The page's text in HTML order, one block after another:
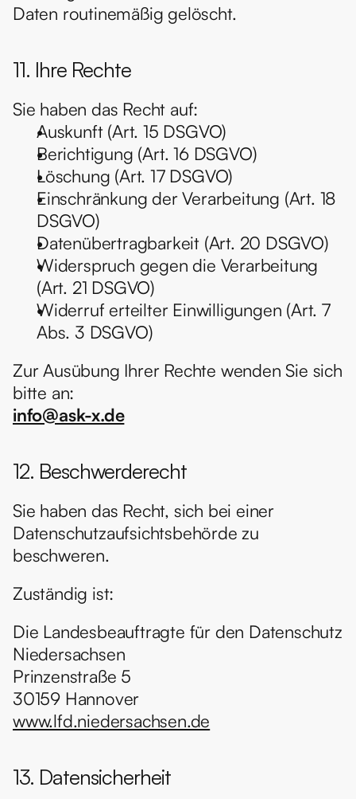
Daten routinemäßig gelöscht.
11. Ihre Rechte
Sie haben das Recht auf:
Auskunft (Art. 15 DSGVO)
Berichtigung (Art. 16 DSGVO)
Löschung (Art. 17 DSGVO)
Einschränkung der Verarbeitung (Art. 18
DSGVO)
Datenübertragbarkeit (Art. 20 DSGVO)
Widerspruch gegen die Verarbeitung
(Art. 21 DSGVO)
Widerruf erteilter Einwilligungen (Art. 7
Abs. 3 DSGVO)
Zur Ausübung Ihrer Rechte wenden Sie sich
bitte an:
info@ask-x.de
12. Beschwerderecht
Sie haben das Recht, sich bei einer
Datenschutzaufsichtsbehörde zu
beschweren.
Zuständig ist:
Die Landesbeauftragte für den Datenschutz
Niedersachsen
Prinzenstraße 5
30159 Hannover
www.lfd.niedersachsen.de
13. Datensicherheit